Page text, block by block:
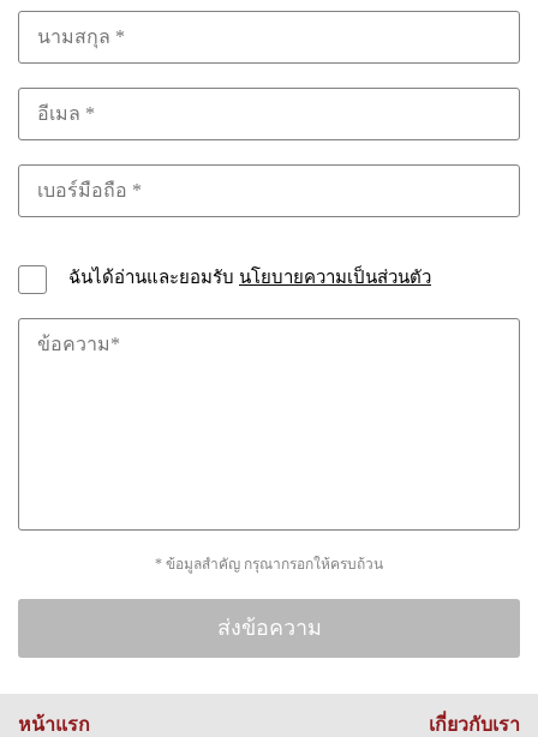
ฉันได้อ่านและยอมรับ นโยบายความเป็นส่วนตัว
* ข้อมูลสำคัญ กรุณากรอกให้ครบถ้วน
หน้าแรก เกี่ยวกับเรา